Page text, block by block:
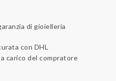
di gioielleria
con DHL
carico del compratore